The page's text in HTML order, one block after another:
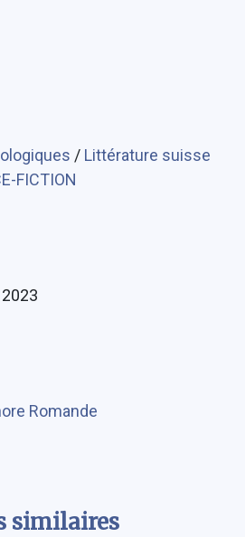
/ Littérature suisse
FICTION
Romande
similaires